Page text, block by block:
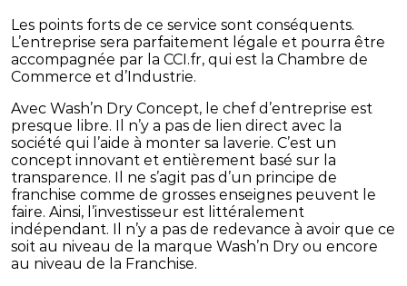
Les points forts de ce service sont conséquents.
L’entreprise sera parfaitement légale et pourra être
accompagnée par la CCI.fr, qui est la Chambre de
Commerce et d’Industrie.
Avec Wash’n Dry Concept, le chef d’entreprise est
presque libre. Il n’y a pas de lien direct avec la
société qui l’aide à monter sa laverie. C’est un
concept innovant et entièrement basé sur la
transparence. Il ne s’agit pas d’un principe de
franchise comme de grosses enseignes peuvent le
faire. Ainsi, l’investisseur est littéralement
indépendant. Il n’y a pas de redevance à avoir que ce
soit au niveau de la marque Wash’n Dry ou encore
au niveau de la Franchise.